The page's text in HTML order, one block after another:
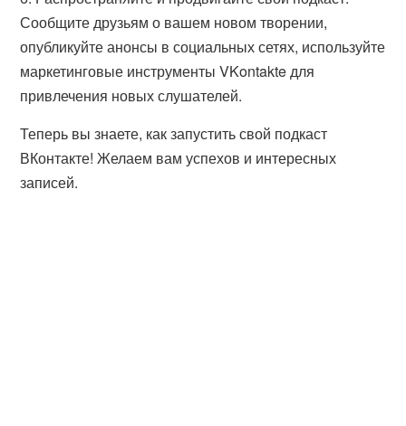
Сообщите друзьям о вашем новом творении,
опубликуйте анонсы в социальных сетях, используйте
маркетинговые инструменты VKontakte для
привлечения новых слушателей.
Теперь вы знаете, как запустить свой подкаст
ВКонтакте! Желаем вам успехов и интересных
записей.